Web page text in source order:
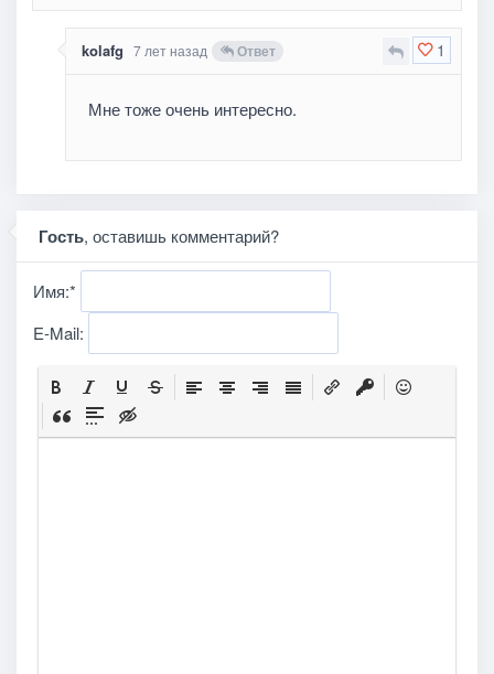
1
kolafg 7 лет назад Ответ
Мне тоже очень интересно.
Гость, оставишь комментарий?
Имя:*
E-Mail: